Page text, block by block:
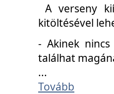
A verseny
kitöltésével
- Akinek
találhat
...
Tovább